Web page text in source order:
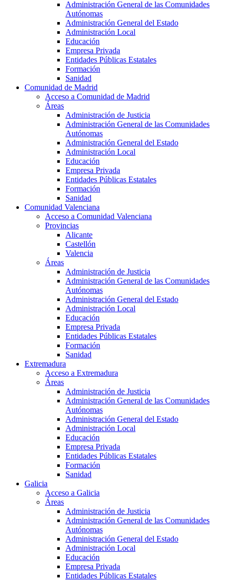
Administración General de las Comunidades
Autónomas
Administración General del Estado
Administración Local
Educación
Empresa Privada
Entidades Públicas Estatales
Formación
Sanidad
Comunidad de Madrid
Acceso a Comunidad de Madrid
Áreas
Administración de Justicia
Administración General de las Comunidades
Autónomas
Administración General del Estado
Administración Local
Educación
Empresa Privada
Entidades Públicas Estatales
Formación
Sanidad
Comunidad Valenciana
Acceso a Comunidad Valenciana
Provincias
Alicante
Castellón
Valencia
Áreas
Administración de Justicia
Administración General de las Comunidades
Autónomas
Administración General del Estado
Administración Local
Educación
Empresa Privada
Entidades Públicas Estatales
Formación
Sanidad
Extremadura
Acceso a Extremadura
Áreas
Administración de Justicia
Administración General de las Comunidades
Autónomas
Administración General del Estado
Administración Local
Educación
Empresa Privada
Entidades Públicas Estatales
Formación
Sanidad
Galicia
Acceso a Galicia
Áreas
Administración de Justicia
Administración General de las Comunidades
Autónomas
Administración General del Estado
Administración Local
Educación
Empresa Privada
Entidades Públicas Estatales